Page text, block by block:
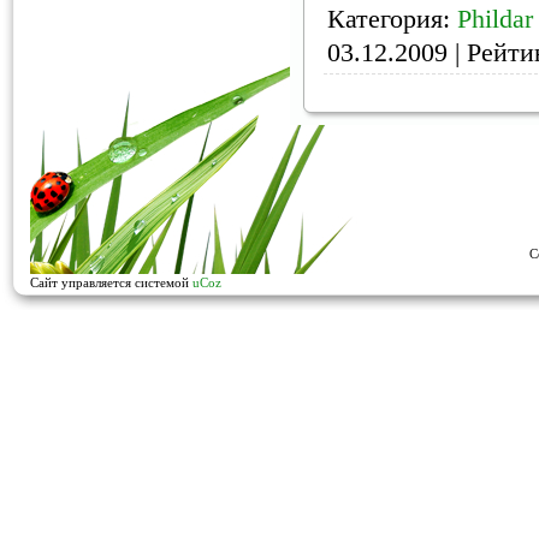
Категория: Phildar
03.12.2009 |
Сайт управляется системой uCoz